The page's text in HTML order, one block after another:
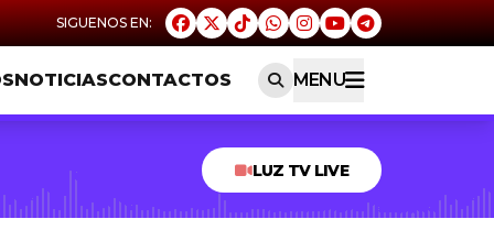
NOTICIASCONTACTOS MENU
LUZ TV LIVE